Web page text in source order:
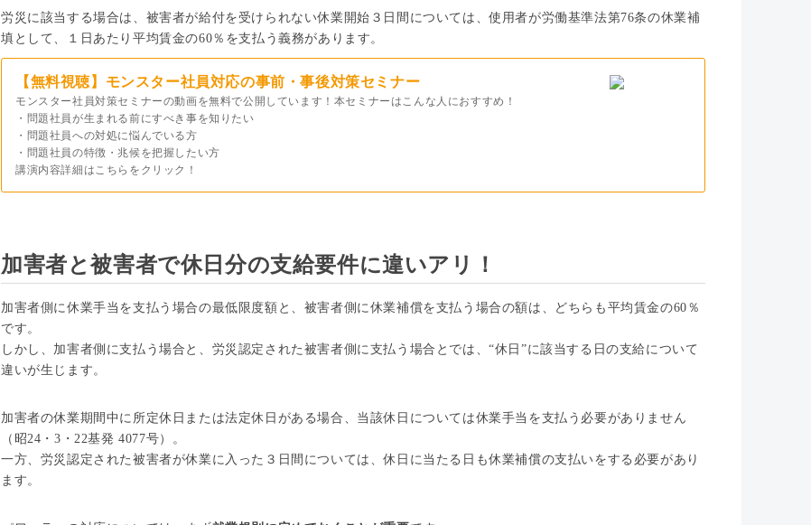
労災に該当する場合は、被害者が給付を受けられない休業開始３日間については、使用者が労働基準法第76条の休業補
填として、１日あたり平均賃金の60％を支払う義務があります。
【無料視聴】モンスター社員対応の事前・事後対策セミナー
モンスター社員対策セミナーの動画を無料で公開しています！本セミナーはこんな人におすすめ！
・問題社員が生まれる前にすべき事を知りたい
・問題社員への対処に悩んでいる方
・問題社員の特徴・兆候を把握したい方
講演内容詳細はこちらをクリック！
加害者と被害者で休日分の支給要件に違いアリ！
加害者側に休業手当を支払う場合の最低限度額と、被害者側に休業補償を支払う場合の額は、どちらも平均賃金の60％
です。
しかし、加害者側に支払う場合と、労災認定された被害者側に支払う場合とでは、“休日”に該当する日の支給について
違いが生じます。
加害者の休業期間中に所定休日または法定休日がある場合、当該休日については休業手当を支払う必要がありません
（昭24・3・22基発 4077号）。
一方、労災認定された被害者が休業に入った３日間については、休日に当たる日も休業補償の支払いをする必要があり
ます。